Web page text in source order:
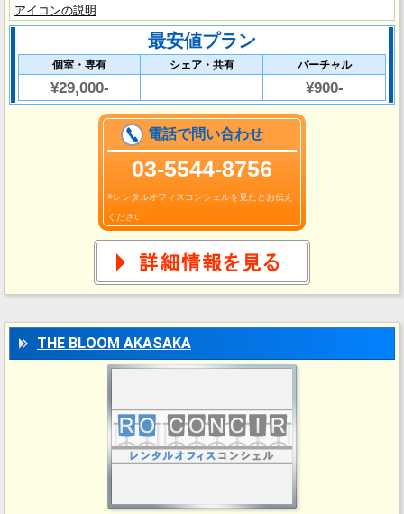
アイコンの説明
最安値プラン
個室・専有 シェア・共有 バーチャル
¥29,000- ¥900-
電話で問い合わせ
03‐5544-8756
※レンタルオフィスコンシェルを見たとお伝え
ください
THE BLOOM AKASAKA